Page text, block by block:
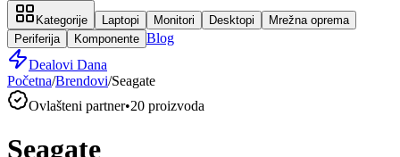
Kategorije Laptopi Monitori Desktopi
Mrežna oprema
Periferija
Komponente Blog
Dealovi Dana
Početna/Brendovi/Seagate
Ovlašteni partner•20 proizvoda
Seagate